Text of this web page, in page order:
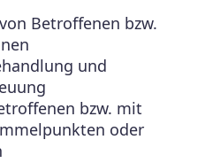
Betroffenen bzw.
und
bzw. mit
oder